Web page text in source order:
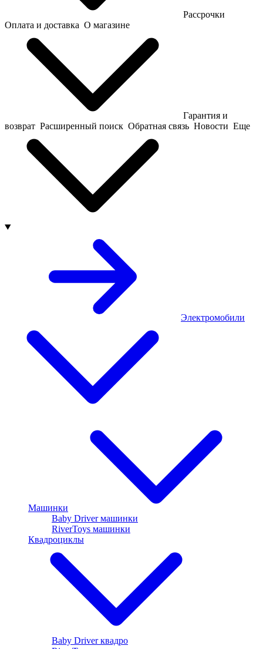
Рассрочки
Оплата и доставка О магазине
Гарантия и
возврат Расширенный поиск Обратная связь Новости Еще
Электромобили
Машинки
Baby Driver машинки
RiverToys машинки
Квадроциклы
Baby Driver квадро